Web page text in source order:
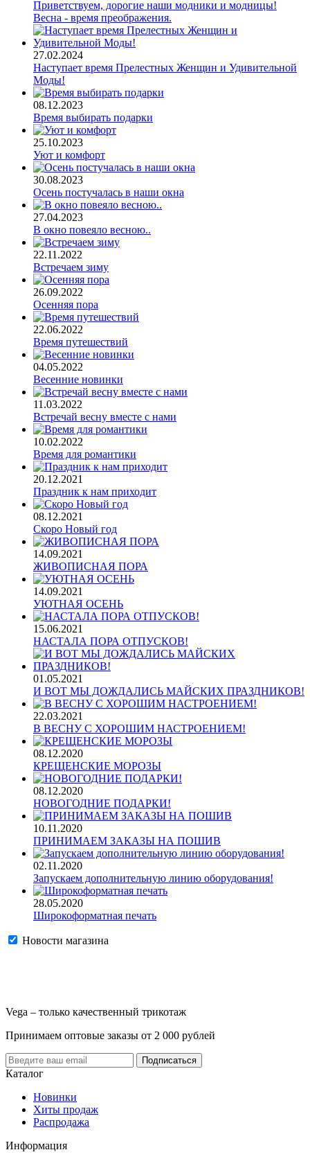
Приветствуем, дорогие наши модники и модницы!
Весна - время преображения.
27.02.2024
Наступает время Прелестных Женщин и Удивительной
Моды!
08.12.2023
Время выбирать подарки
25.10.2023
Уют и комфорт
30.08.2023
Осень постучалась в наши окна
27.04.2023
В окно повеяло весною..
22.11.2022
Встречаем зиму
26.09.2022
Осенняя пора
22.06.2022
Время путешествий
04.05.2022
Весенние новинки
11.03.2022
Встречай весну вместе с нами
10.02.2022
Время для романтики
20.12.2021
Праздник к нам приходит
08.12.2021
Скоро Новый год
14.09.2021
ЖИВОПИСНАЯ ПОРА
14.09.2021
УЮТНАЯ ОСЕНЬ
15.06.2021
НАСТАЛА ПОРА ОТПУСКОВ!
01.05.2021
И ВОТ МЫ ДОЖДАЛИСЬ МАЙСКИХ ПРАЗДНИКОВ!
22.03.2021
В ВЕСНУ С ХОРОШИМ НАСТРОЕНИЕМ!
08.12.2020
КРЕЩЕНСКИЕ МОРОЗЫ
08.12.2020
НОВОГОДНИЕ ПОДАРКИ!
10.11.2020
ПРИНИМАЕМ ЗАКАЗЫ НА ПОШИВ
02.11.2020
Запускаем дополнительную линию оборудования!
28.05.2020
Широкоформатная печать
Новости магазина
Vega – только качественный трикотаж
Принимаем оптовые заказы от 2 000 рублей
Каталог
Новинки
Хиты продаж
Распродажа
Информация